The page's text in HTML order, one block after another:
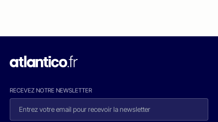
RECEVEZ NOTRE NEWSLETTER